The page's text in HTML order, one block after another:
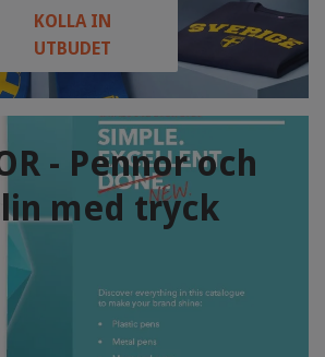
KOLLA IN
UTBUDET
- Pennor och
med tryck